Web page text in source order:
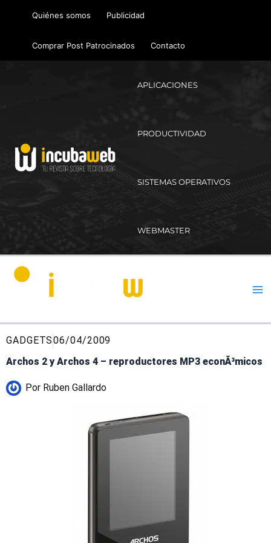
Quiénes somos Publicidad
Comprar Post Patrocinados Contacto
APLICACIONES
PRODUCTIVIDAD
SISTEMAS OPERATIVOS
WEBMASTER
GADGETS06/04/2009
Archos 2 y Archos 4 – reproductores MP3 econÃ³micos
Por Ruben Gallardo